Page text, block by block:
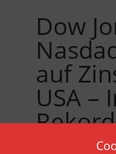
Dow
auf
USA –